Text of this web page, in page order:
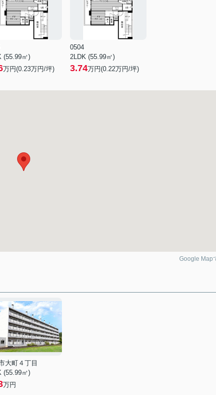
(55.99㎡)
万円(0.23万円/坪)
0504
2LDK (55.99㎡)
3.74万円(0.22万円/坪)
Google Map
大町４丁目
(55.99㎡)
万円